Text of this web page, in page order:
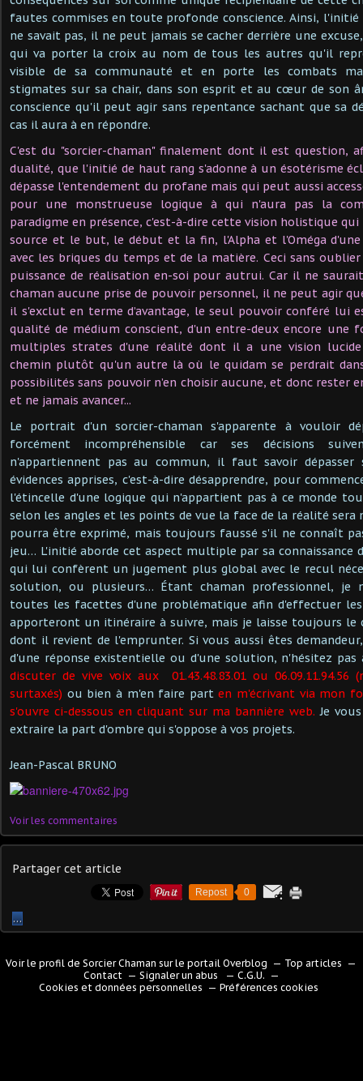
fautes commises en toute profonde conscience. Ainsi,
ne savait pas, il ne peut jamais se cacher derrière une
qui va porter la croix au nom de tous les autres qu'il
visible de sa communauté et en porte les combats
stigmates sur sa chair, dans son esprit et au cœur de son
conscience qu'il peut agir sans repentance sachant que sa
cas il aura à en répondre.
C'est du "sorcier-chaman" finalement dont il est question,
dualité, que l'initié de haut rang s'adonne à un ésotérisme
dépasse l'entendement du profane mais qui peut aussi
pour une monstrueuse logique à qui n'aura pas la
paradigme en présence, c'est-à-dire cette vision holistique
source et le but, le début et la fin, l'Alpha et l'Oméga
avec les briques du temps et de la matière. Ceci sans
puissance de réalisation en-soi pour autrui. Car il ne
chaman aucune prise de pouvoir personnel, il ne peut agir
il s'exclut en terme d’avantage, le seul pouvoir conféré lui
qualité de médium conscient, d'un entre-deux encore une
multiples strates d'une réalité dont il a une vision
chemin plutôt qu'un autre là où le quidam se perdrait
possibilités sans pouvoir n’en choisir aucune, et donc rester
et ne jamais avancer...
Le portrait d'un sorcier-chaman s'apparente à vouloir
forcément incompréhensible car ses décisions
n'appartiennent pas au commun, il faut savoir
évidences apprises, c'est-à-dire désapprendre, pour
l'étincelle d'une logique qui n'appartient pas à ce monde
selon les angles et les points de vue la face de la réalité
pourra être exprimé, mais toujours faussé s'il ne connaît
jeu… L'initié aborde cet aspect multiple par sa connaissance
qui lui confèrent un jugement plus global avec le recul
solution, ou plusieurs… Étant chaman professionnel, je
toutes les facettes d'une problématique afin d'effectuer
apporteront un itinéraire à suivre, mais je laisse toujours le
dont il revient de l'emprunter. Si vous aussi êtes
d'une réponse existentielle ou d'une solution, n'hésitez
discuter de vive voix aux 01.43.48.83.01 ou
surtaxés) ou bien à m'en faire parten m'écrivant via mon
s'ouvre ci-dessous en cliquant sur ma bannière web. Je
extraire la part d'ombre qui s'oppose à vos projets.
Jean-Pascal BRUNO
Voir les commentaires
Partager cet article
Repost 0
…
Voir le profil deSorcier Chaman sur le portail Overblog
Top articles
Contact
Signaler un abus
C.G.U.
Cookies et données personnelles
Préférences cookies